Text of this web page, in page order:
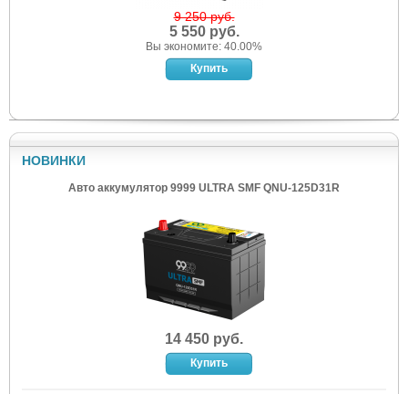
9 250 руб.
5 550 руб.
Вы экономите: 40.00%
НОВИНКИ
Авто аккумулятор 9999 ULTRA SMF QNU-125D31R
14 450 руб.